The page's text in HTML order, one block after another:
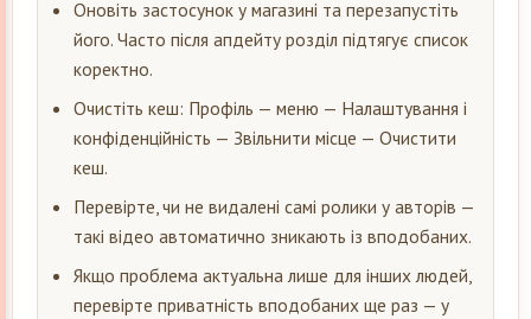
Оновіть застосунок у магазині та перезапустіть
його. Часто після апдейту розділ підтягує список
коректно.
Очистіть кеш: Профіль — меню — Налаштування і
конфіденційність — Звільнити місце — Очистити
кеш.
Перевірте, чи не видалені самі ролики у авторів —
такі відео автоматично зникають із вподобаних.
Якщо проблема актуальна лише для інших людей,
перевірте приватність вподобаних ще раз — у